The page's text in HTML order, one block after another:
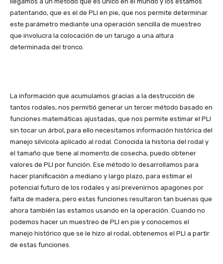
patentando, que es el de PLI en pie, que nos permite determinar
este parámetro mediante una operación sencilla de muestreo
que involucra la colocación de un tarugo a una altura
determinada del tronco.
La información que acumulamos gracias a la destrucción de
tantos rodales, nos permitió generar un tercer método basado en
funciones matemáticas ajustadas, que nos permite estimar el PLI
sin tocar un árbol, para ello necesitamos información histórica del
manejo silvícola aplicado al rodal. Conocida la historia del rodal y
el tamaño que tiene al momento de cosecha, puedo obtener
valores de PLI por función. Ese método lo desarrollamos para
hacer planificación a mediano y largo plazo, para estimar el
potencial futuro de los rodales y así prevenirnos apagones por
falta de madera, pero estas funciones resultaron tan buenas que
ahora también las estamos usando en la operación. Cuando no
podemos hacer un muestreo de PLI en pie y conocemos el
manejo histórico que se le hizo al rodal, obtenemos el PLI a partir
de estas funciones.